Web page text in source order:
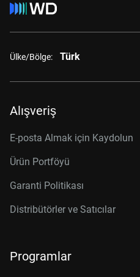
Ülke/Bölge: Türk
Alışveriş
E-posta Almak için Kaydolun
Ürün Portföyü
Garanti Politikası
Distribütörler ve Satıcılar
Programlar